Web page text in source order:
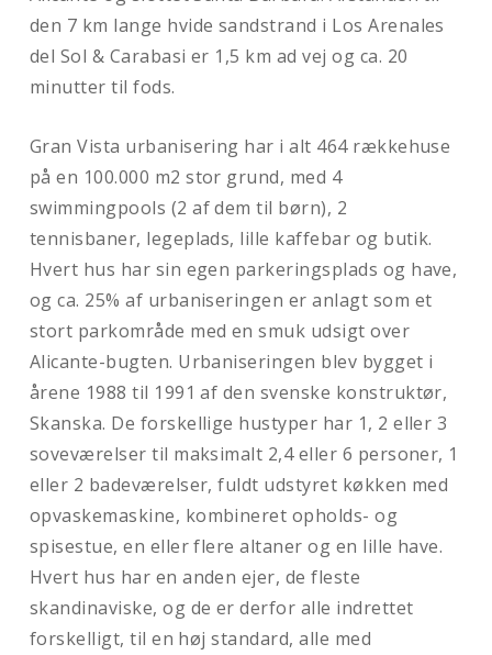
den 7 km lange hvide sandstrand i Los Arenales
del Sol & Carabasi er 1,5 km ad vej og ca. 20
minutter til fods.
Gran Vista urbanisering har i alt 464 rækkehuse
på en 100.000 m2 stor grund, med 4
swimmingpools (2 af dem til børn), 2
tennisbaner, legeplads, lille kaffebar og butik.
Hvert hus har sin egen parkeringsplads og have,
og ca. 25% af urbaniseringen er anlagt som et
stort parkområde med en smuk udsigt over
Alicante-bugten. Urbaniseringen blev bygget i
årene 1988 til 1991 af den svenske konstruktør,
Skanska. De forskellige hustyper har 1, 2 eller 3
soveværelser til maksimalt 2,4 eller 6 personer, 1
eller 2 badeværelser, fuldt udstyret køkken med
opvaskemaskine, kombineret opholds- og
spisestue, en eller flere altaner og en lille have.
Hvert hus har en anden ejer, de fleste
skandinaviske, og de er derfor alle indrettet
forskelligt, til en høj standard, alle med